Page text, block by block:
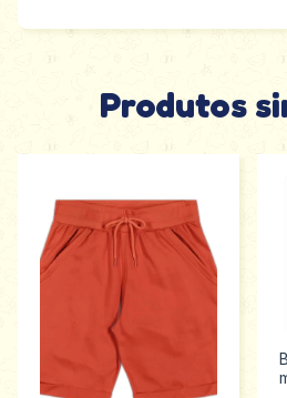
Produtos